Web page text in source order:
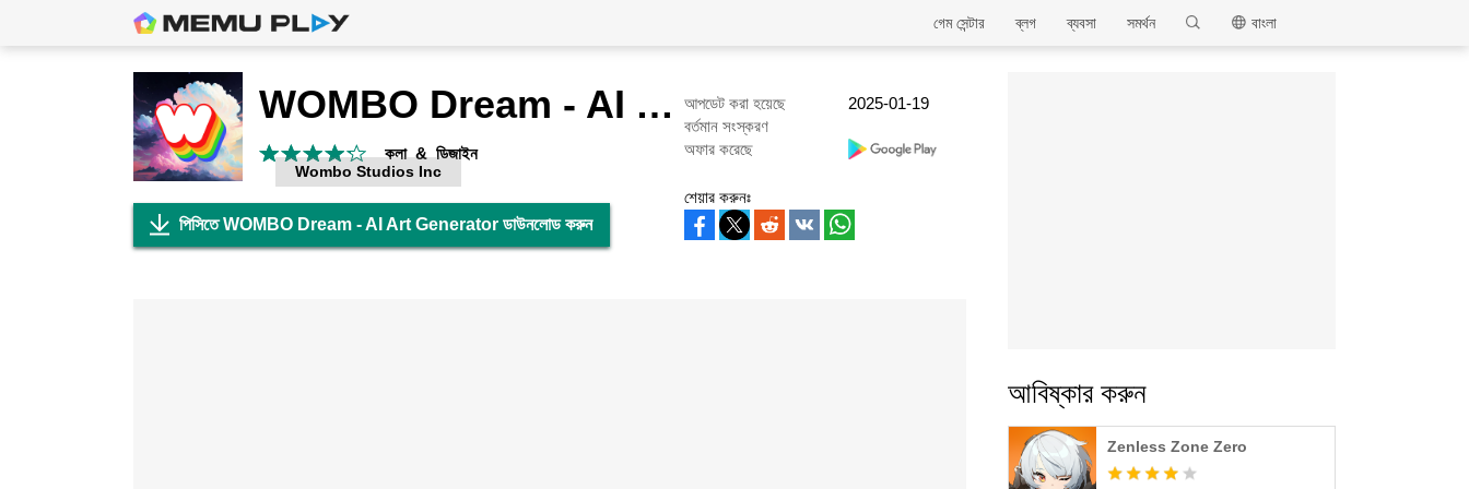
MEmu
বাংলা
সমর্থন
ব্যবসা
ব্লগ
গেম সেন্টার
WOMBO Dream - AI Art Generator
কলা & ডিজাইন
Wombo Studios Inc
আপডেট করা হয়েছে
2025-01-19
বর্তমান সংস্করণ
অফার করেছে
পিসিতে WOMBO Dream - AI Art Generator ডাউনলোড করুন
শেয়ার করুনঃ
আবিষ্কার করুন
Zenless Zone Zero